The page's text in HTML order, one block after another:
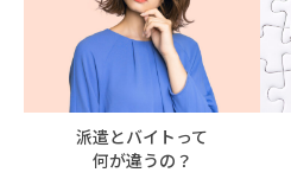
派遣とバイトって
何が違うの？